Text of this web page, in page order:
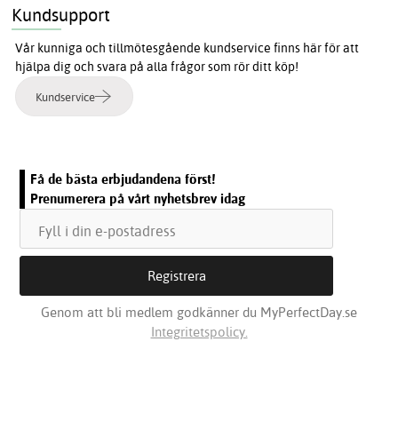
Kundsupport
Vår kunniga och tillmötesgående kundservice finns här för att
hjälpa dig och svara på alla frågor som rör ditt köp!
Kundservice
Få de bästa erbjudandena först!
Prenumerera på vårt nyhetsbrev idag
Genom att bli medlem godkänner du MyPerfectDay.se
Integritetspolicy.